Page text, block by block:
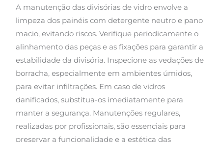
A manutenção das divisórias de vidro envolve a
limpeza dos painéis com detergente neutro e pano
macio, evitando riscos. Verifique periodicamente o
alinhamento das peças e as fixações para garantir a
estabilidade da divisória. Inspecione as vedações de
borracha, especialmente em ambientes úmidos,
para evitar infiltrações. Em caso de vidros
danificados, substitua-os imediatamente para
manter a segurança. Manutenções regulares,
realizadas por profissionais, são essenciais para
preservar a funcionalidade e a estética das